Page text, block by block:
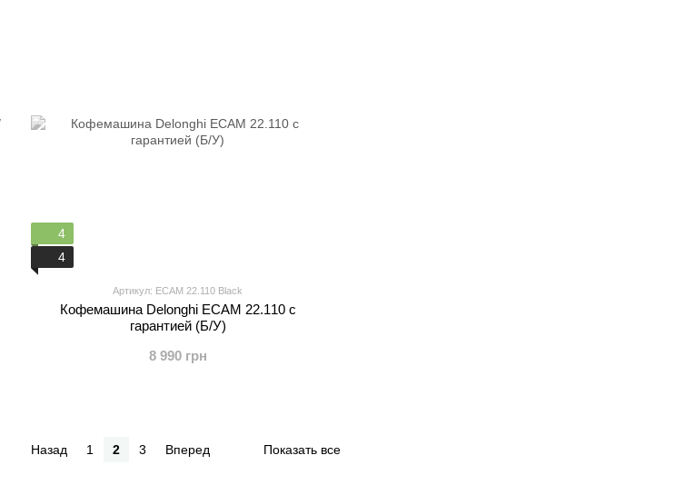
4
4
Артикул: ECAM 22.110 Black
Кофемашина Delonghi ECAM 22.110 с
гарантией (Б/У)
8 990 грн
Назад 1 2 3 Вперед Показать все